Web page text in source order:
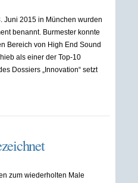
Juni 2015 in München wurden
benannt. Burmester konnte
Bereich von High End Sound
als einer der Top-10
Dossiers „Innovation“ setzt
zum wiederholten Male